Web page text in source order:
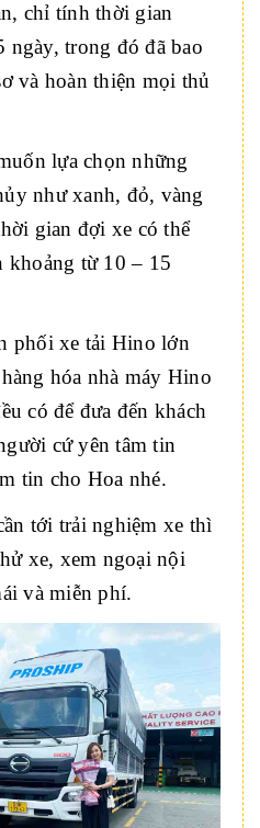
chỉ tính thời gian
trong đó đã bao
và hoàn thiện mọi thủ
lựa chọn những
như xanh, đỏ, vàng
gian đợi xe có thể
khoảng từ 10 – 15
phối xe tải Hino lớn
hóa nhà máy Hino
có để đưa đến khách
cứ yên tâm tin
tin cho Hoa nhé.
tới trải nghiệm xe thì
xe, xem ngoại nội
và miễn phí.